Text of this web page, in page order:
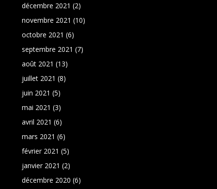
décembre 2021 (2)
novembre 2021 (10)
octobre 2021 (6)
septembre 2021 (7)
août 2021 (13)
juillet 2021 (8)
juin 2021 (5)
mai 2021 (3)
avril 2021 (6)
mars 2021 (6)
février 2021 (5)
janvier 2021 (2)
décembre 2020 (6)